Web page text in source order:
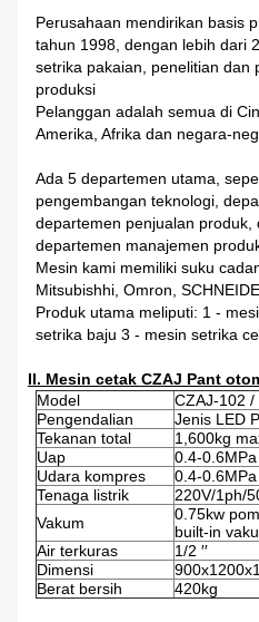
Perusahaan mendirikan basis
tahun 1998, dengan lebih dari
setrika pakaian, penelitian dan
produksi
Pelanggan adalah semua di
Amerika, Afrika dan negara-
Ada 5 departemen utama,
pengembangan teknologi,
departemen penjualan produk,
departemen manajemen
Mesin kami memiliki suku
Mitsubishhi, Omron,
Produk utama meliputi: 1 -
setrika baju 3 - mesin setrika
II. Mesin cetak CZAJ Pant
Model
CZAJ-102 /
Pengendalian
Jenis LED
Tekanan total
1,600kg
Uap
0.4-
Udara kompres
0.4-
Tenaga listrik
220V/1ph/
Vakum
0.75kw
built-in
Air terkuras
1/2 ′′
Dimensi
Berat bersih
420kg